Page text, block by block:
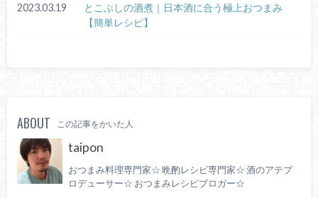
2023.03.19
とこぶしの酒煮｜日本酒に合う極上おつまみ
【簡単レシピ】
ABOUT この記事をかいた人
taipon
おつまみ料理専門家☆ 晩酌レシピ専門家☆ 酒のアテプ
ロデューサー☆ おつまみレシピブロガー☆